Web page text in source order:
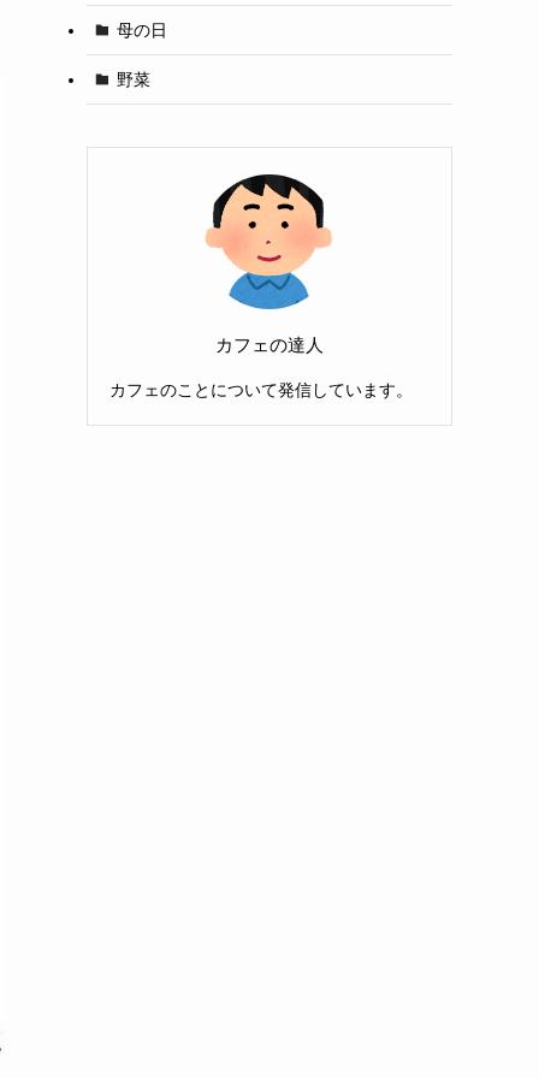
母の日
野菜
カフェの達人
カフェのことについて発信しています。